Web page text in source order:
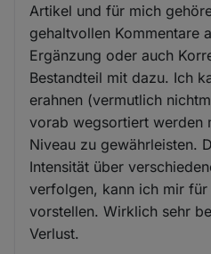
Artikel und für mich
gehaltvollen Kommentare
Ergänzung oder auch
Bestandteil mit dazu. Ich
erahnen (vermutlich
vorab wegsortiert werden
Niveau zu gewährleisten.
Intensität über
verfolgen, kann ich mir
vorstellen. Wirklich sehr
Verlust.